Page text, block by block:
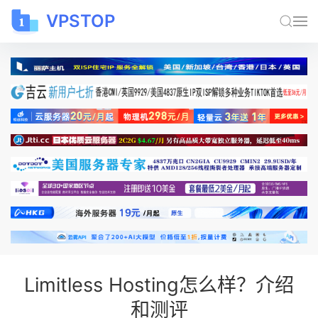
VPSTOP
Limitless Hosting怎么样？介绍
和测评